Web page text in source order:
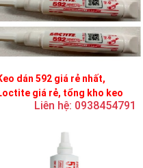
dán 592 giá rẻ nhất,
giá rẻ, tổng kho keo
Liên hệ: 0938454791